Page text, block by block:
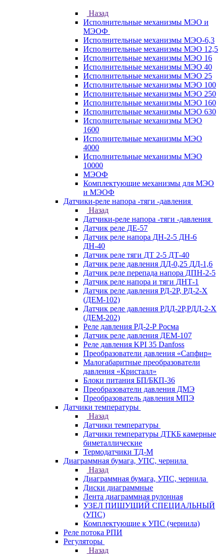
Назад
Исполнительные механизмы МЭО и
МЭОФ
Исполнительные механизмы МЭО-6,3
Исполнительные механизмы МЭО 12,5
Исполнительные механизмы МЭО 16
Исполнительные механизмы МЭО 40
Исполнительные механизмы МЭО 25
Исполнительные механизмы МЭО 100
Исполнительные механизмы МЭО 250
Исполнительные механизмы МЭО 160
Исполнительные механизмы МЭО 630
Исполнительные механизмы МЭО
1600
Исполнительные механизмы МЭО
4000
Исполнительные механизмы МЭО
10000
МЭОФ
Комплектующие механизмы для МЭО
и МЭОФ
Датчики-реле напора -тяги -давления
Назад
Датчики-реле напора -тяги -давления
Датчик реле ДЕ-57
Датчик реле напора ДН-2-5 ДН-6
ДН-40
Датчик реле тяги ДТ 2-5 ДТ-40
Датчик реле давления ДД-0,25 ДД-1,6
Датчик реле перепада напора ДПН-2-5
Датчик реле напора и тяги ДНТ-1
Датчик реле давления РД-2Р, РД-2-Х
(ДЕМ-102)
Датчик реле давления РДД-2Р,РДД-2-Х
(ДЕМ-202)
Реле давления РД-2-Р Росма
Датчик реле давления ДЕМ-107
Реле давления KPI 35 Danfoss
Преобразователи давления «Сапфир»
Малогабаритные преобразователи
давления «Кристалл»
Блоки питания БП/БКП-36
Преобразователи давления ДМЭ
Преобразователь давления МПЭ
Датчики температуры
Назад
Датчики температуры
Датчики температуры ДТКБ камерные
биметаллические
Термодатчики ТД-М
Диаграммная бумага, УПС, чернила
Назад
Диаграммная бумага, УПС, чернила
Диски диаграммные
Лента диаграммная рулонная
УЗЕЛ ПИШУЩИЙ СПЕЦИАЛЬНЫЙ
(УПС)
Комплектующие к УПС (чернила)
Реле потока РПИ
Регуляторы
Назад